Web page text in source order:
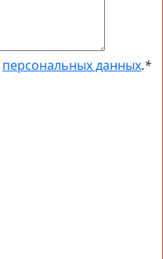
персональных данных.*